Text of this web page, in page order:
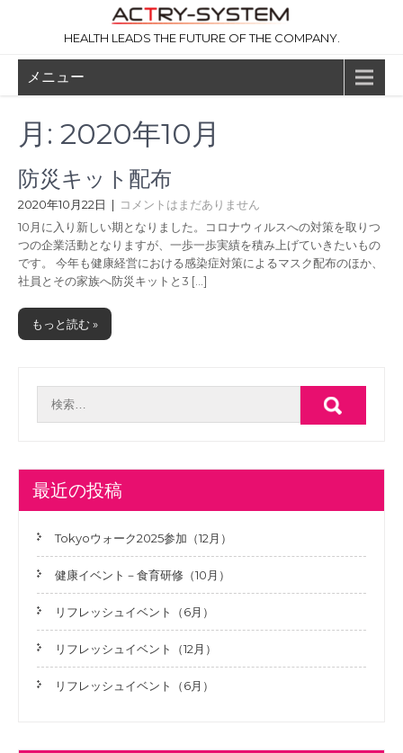
HEALTH LEADS THE FUTURE OF THE COMPANY.
メニュー
月: 2020年10月
防災キット配布
2020年10月22日 | コメントはまだありません
10月に入り新しい期となりました。コロナウィルスへの対策を取りつ
つの企業活動となりますが、一歩一歩実績を積み上げていきたいもの
です。 今年も健康経営における感染症対策によるマスク配布のほか、
社員とその家族へ防災キットと3 […]
もっと読む »
最近の投稿
Tokyoウォーク2025参加（12月）
健康イベント－食育研修（10月）
リフレッシュイベント（6月）
リフレッシュイベント（12月）
リフレッシュイベント（6月）